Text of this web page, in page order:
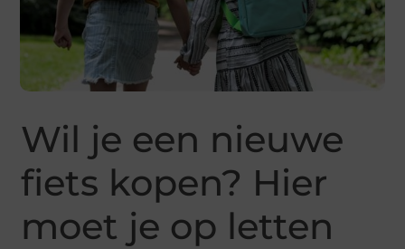
Wil je een nieuwe
fiets kopen? Hier
moet je op letten